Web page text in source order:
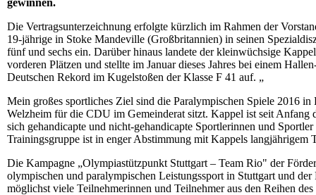
gewinnen.
Die Vertragsunterzeichnung erfolgte kürzlich im Rahmen der
19-jährige in Stoke Mandeville (Großbritannien) in seinen
fünf und sechs ein. Darüber hinaus landete der kleinwüchsige
vorderen Plätzen und stellte im Januar dieses Jahres bei einem
Deutschen Rekord im Kugelstoßen der Klasse F 41 auf. „
Mein großes sportliches Ziel sind die Paralympischen Spiele 2016
Welzheim für die CDU im Gemeinderat sitzt. Kappel ist seit Anfang
sich gehandicapte und nicht-gehandicapte Sportlerinnen und
Trainingsgruppe ist in enger Abstimmung mit Kappels langjährigem
Die Kampagne „Olympiastützpunkt Stuttgart – Team Rio" der
olympischen und paralympischen Leistungssport in Stuttgart und
möglichst viele Teilnehmerinnen und Teilnehmer aus den Reihen